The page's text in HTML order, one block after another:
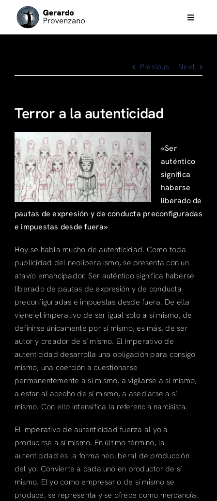
content
Toggle
Eneagrama
Análisis Bioenergético
Films, Music & otros
Gerardo Provenzano
Trainings & workshops
Articulos
Search
for:
Previous Next
Terror a la autenticidad
«Ser
auténtico
significa
haberse
liberado de
pautas de expresión y de conducta preconfiguradas
e impuestas desde fuera»
Hoy se habla mucho de autenticidad. Como toda
publicidad del neoliberalismo, se presenta con un
atavío emancipador. Ser auténtico significa haberse
liberado de pautas de expresión y de conducta
preconfiguradas e impuestas desde fuera. De ella
viene el imperativo de ser igual solo a sí mismo, de
definirse únicamente por sí mismo, es más, de ser
autor y creador de sí mismo. El imperativo de
autenticidad desarrolla una obligación para consigo
mismo, una coerción a cuestionarse
permanentemente a sí mismo, a vigilarse a sí mismo,
a estar al acecho de sí mismo, a asediarse a sí
mismo. Con ello intensifica la referencia narcisista.
El imperativo de autenticidad fuerza al yo a
producirse a sí mismo. En último término, la
autenticidad es la forma neoliberal de producción
del yo. Convierte a cada uno en productor de sí
mismo. El yo como empresario de sí mismo se
produce, se representa y se ofrece como mercancía.